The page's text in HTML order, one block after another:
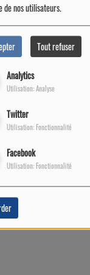
de nos utilisateurs.
Tout refuser
Analytics
Utilisation: Analyse
Twitter
Utilisation: Fonctionnalité
Facebook
Utilisation: Fonctionnalité
tous